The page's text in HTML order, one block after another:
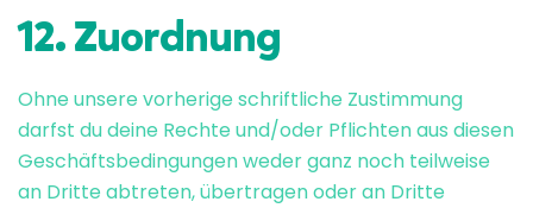
12. Zuordnung
Ohne unsere vorherige schriftliche Zustimmung
darfst du deine Rechte und/oder Pflichten aus diesen
Geschäftsbedingungen weder ganz noch teilweise
an Dritte abtreten, übertragen oder an Dritte